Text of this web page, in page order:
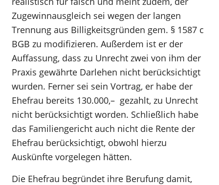
Zugewinnausgleich sei wegen der langen
Trennung aus Billigkeitsgründen gem. § 1587 c
BGB zu modifizieren. Außerdem ist er der
Auffassung, dass zu Unrecht zwei von ihm der
Praxis gewährte Darlehen nicht berücksichtigt
wurden. Ferner sei sein Vortrag, er habe der
Ehefrau bereits 130.000,–  gezahlt, zu Unrecht
nicht berücksichtigt worden. Schließlich habe
das Familiengericht auch nicht die Rente der
Ehefrau berücksichtigt, obwohl hierzu
Auskünfte vorgelegen hätten.
Die Ehefrau begründet ihre Berufung damit,